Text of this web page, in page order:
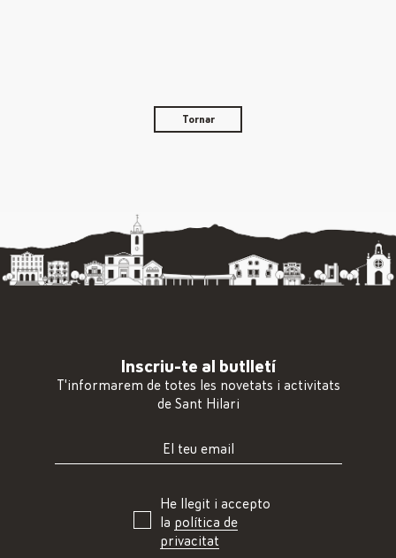
Tornar
Inscriu-te al butlletí
T'informarem de totes les novetats i activitats
de Sant Hilari
He llegit i accepto
la política de
privacitat